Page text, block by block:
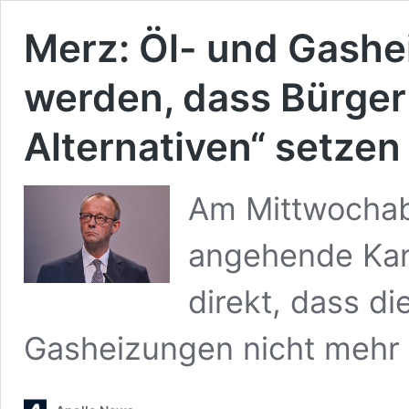
Merz: Öl- und
werden, dass
Alternativen“ setzen
Am
angehende
direkt, dass
Gasheizungen nicht